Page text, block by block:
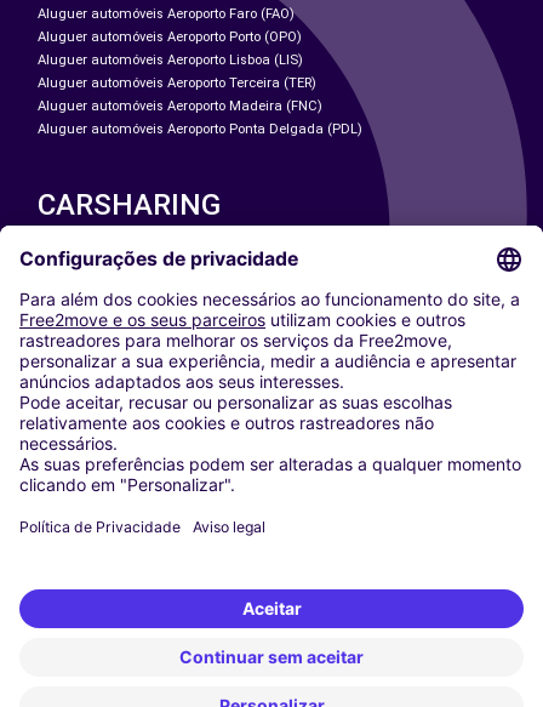
Aluguer automóveis Aeroporto Faro (FAO)
Aluguer automóveis Aeroporto Porto (OPO)
Aluguer automóveis Aeroporto Lisboa (LIS)
Aluguer automóveis Aeroporto Terceira (TER)
Aluguer automóveis Aeroporto Madeira (FNC)
Aluguer automóveis Aeroporto Ponta Delgada (PDL)
CARSHARING
NOSSAS CIDADES
Washington DC
Milan
Rome
Turin
Vienna
Berlin
Cologne
Dusseldorf
Frankfurt
Munich